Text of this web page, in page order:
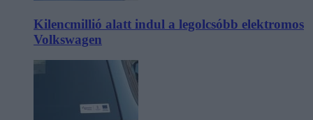
Kilencmillió alatt indul a legolcsóbb elektromos
Volkswagen